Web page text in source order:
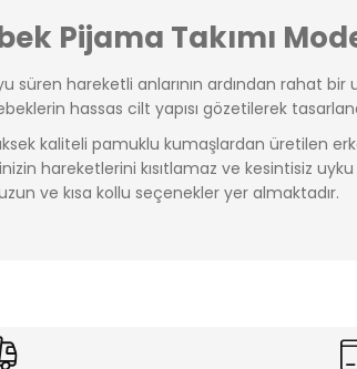
Pijama Takımı
süren hareketli anlarının ardından rahat
hassas cilt yapısı gözetilerek
kaliteli pamuklu kumaşlardan üretilen
hareketlerini kısıtlamaz ve kesintisiz
ve kısa kollu seçenekler yer almaktadır.